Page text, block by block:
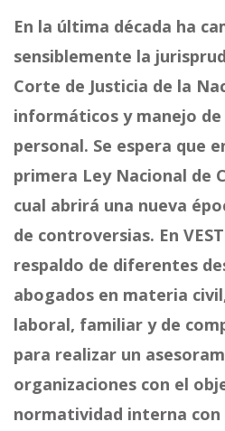
En la última década ha
sensiblemente la
Corte de Justicia de la
informáticos y manejo
personal. Se espera que
primera Ley Nacional de
cual abrirá una nueva
de controversias. En
respaldo de diferentes
abogados en materia
laboral, familiar y de
para realizar un
organizaciones con el
normatividad interna